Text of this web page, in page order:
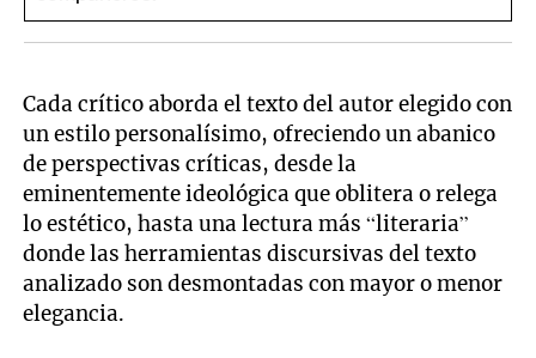
Cada crítico aborda el texto del autor elegido con
un estilo personalísimo, ofreciendo un abanico
de perspectivas críticas, desde la
eminentemente ideológica que oblitera o relega
lo estético, hasta una lectura más “literaria”
donde las herramientas discursivas del texto
analizado son desmontadas con mayor o menor
elegancia.